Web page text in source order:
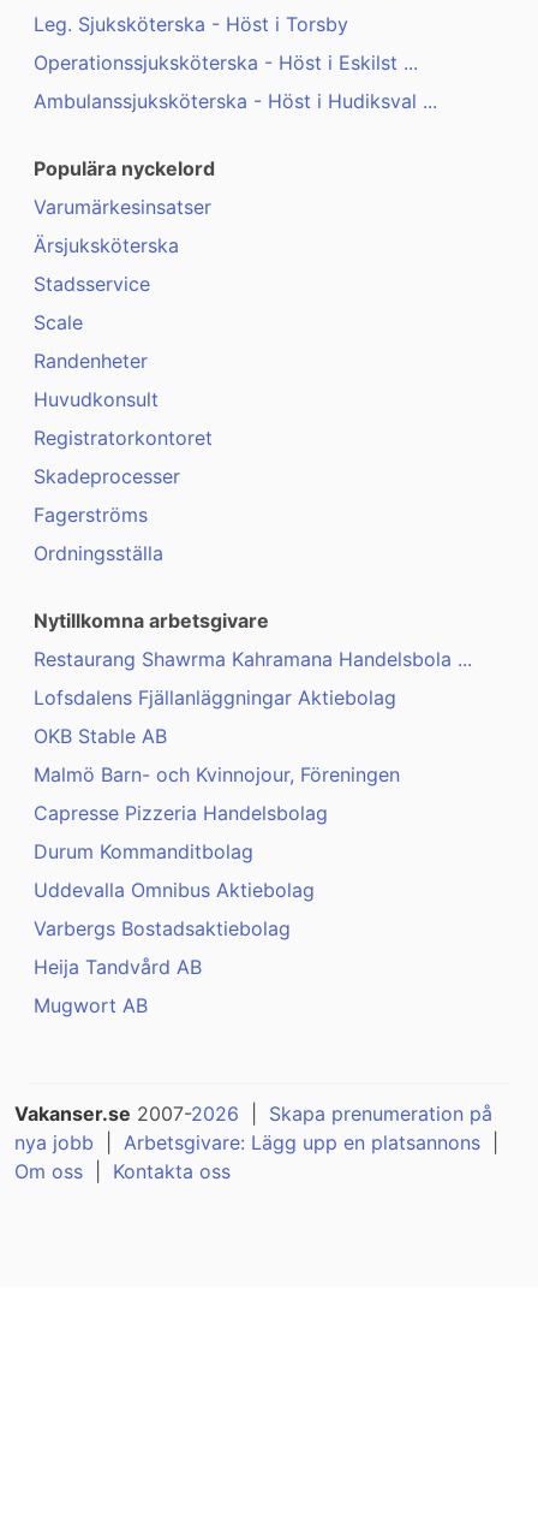
Leg. Sjuksköterska - Höst i Torsby
Operationssjuksköterska - Höst i Eskilst ...
Ambulanssjuksköterska - Höst i Hudiksval ...
Populära nyckelord
Varumärkesinsatser
Ärsjuksköterska
Stadsservice
Scale
Randenheter
Huvudkonsult
Registratorkontoret
Skadeprocesser
Fagerströms
Ordningsställa
Nytillkomna arbetsgivare
Restaurang Shawrma Kahramana Handelsbola ...
Lofsdalens Fjällanläggningar Aktiebolag
OKB Stable AB
Malmö Barn- och Kvinnojour, Föreningen
Capresse Pizzeria Handelsbolag
Durum Kommanditbolag
Uddevalla Omnibus Aktiebolag
Varbergs Bostadsaktiebolag
Heija Tandvård AB
Mugwort AB
Vakanser.se 2007-2026
Skapa prenumeration på
nya jobb
Arbetsgivare: Lägg upp en platsannons
Om oss
Kontakta oss